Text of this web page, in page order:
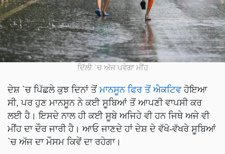
ਦਿੱਲੀ `ਚ ਅੱਜ ਪਵੇਗਾ ਮੀਂਹ
ਦੇਸ਼ `ਚ ਪਿੱਛਲੇ ਕੁਝ ਦਿਨਾਂ ਤੋਂ ਮਾਨਸੂਨ ਫਿਰ ਤੋਂ ਐਕਟਿਵਹੋਇਆ
ਸੀ, ਪਰ ਹੁਣ ਮਾਨਸੂਨ ਨੇ ਕਈ ਸੂਬਿਆਂ ਤੋਂ ਆਪਣੀ ਵਾਪਸੀ ਕਰ
ਲਈ ਹੈ। ਇਸਦੇ ਨਾਲ ਹੀ ਕਈ ਸੂਬੇ ਅਜਿਹੇ ਵੀ ਹਨ ਜਿਥੇ ਅਜੇ ਵੀ
ਮੀਂਹ ਦਾ ਦੌਰ ਜਾਰੀ ਹੈ। ਆਓ ਜਾਣਦੇ ਹਾਂ ਦੇਸ਼ ਦੇ ਵੱਖੋ-ਵੱਖਰੇ ਸੂਬਿਆਂ
`ਚ ਅੱਜ ਦਾ ਮੌਸਮ ਕਿਵੇਂ ਦਾ ਰਹੇਗਾ।